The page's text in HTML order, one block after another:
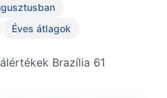
Éves átlagok
Brazília 61